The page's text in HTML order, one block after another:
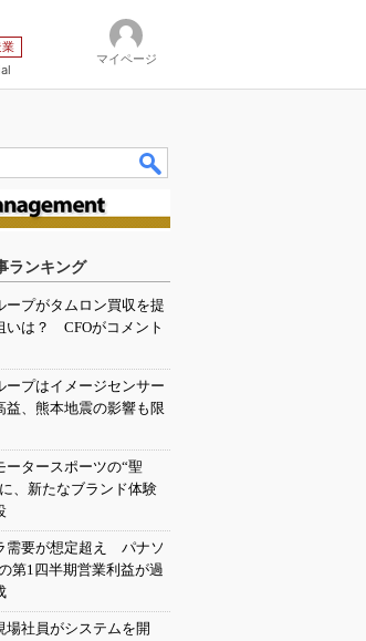
マイページ
ランキング
ープがタムロン買収を提
いは？ CFOがコメント
ープはイメージセンサー
益、熊本地震の影響も限
ータースポーツの“聖
、新たなブランド体験
需要が想定超え パナソ
第1四半期営業利益が過
場社員がシステムを開